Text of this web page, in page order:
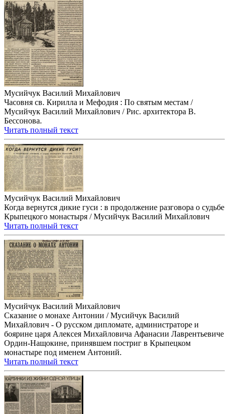
Мусийчук Василий Михайлович
Часовня св. Кирилла и Мефодия : По святым местам /
Мусийчук Василий Михайлович / Рис. архитектора В.
Бессонова.
Читать полный текст
Мусийчук Василий Михайлович
Когда вернутся дикие гуси : в продолжение разговора о судьбе
Крыпецкого монастыря / Мусийчук Василий Михайлович
Читать полный текст
Мусийчук Василий Михайлович
Сказание о монахе Антонии / Мусийчук Василий
Михайлович - О русском дипломате, администраторе и
боярине царя Алексея Михайловича Афанасии Лаврентьевиче
Ордин-Нащокине, принявшем постриг в Крыпецком
монастыре под именем Антоний.
Читать полный текст